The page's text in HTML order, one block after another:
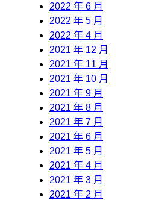
2022 年 6 月
2022 年 5 月
2022 年 4 月
2021 年 12 月
2021 年 11 月
2021 年 10 月
2021 年 9 月
2021 年 8 月
2021 年 7 月
2021 年 6 月
2021 年 5 月
2021 年 4 月
2021 年 3 月
2021 年 2 月